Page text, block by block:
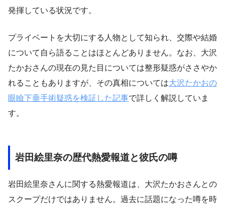
発揮している状況です。
プライベートを大切にする人物として知られ、交際や結婚
について自ら語ることはほとんどありません。なお、大沢
たかおさんの現在の見た目については整形疑惑がささやか
れることもありますが、その真相については大沢たかおの
眼瞼下垂手術疑惑を検証した記事で詳しく解説していま
す。
岩田絵里奈の歴代熱愛報道と彼氏の噂
岩田絵里奈さんに関する熱愛報道は、大沢たかおさんとの
スクープだけではありません。過去に話題になった噂を時